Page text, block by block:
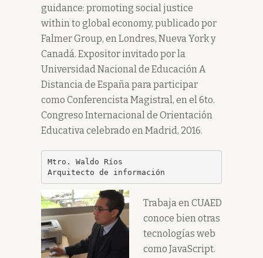
guidance: promoting social justice
within to global economy, publicado por
Falmer Group, en Londres, Nueva York y
Canadá. Expositor invitado por la
Universidad Nacional de Educación A
Distancia de España para participar
como Conferencista Magistral, en el 6to.
Congreso Internacional de Orientación
Educativa celebrado en Madrid, 2016.
Mtro. Waldo Ríos
Arquitecto de información
Trabaja en CUAED
conoce bien otras
tecnologías web
como JavaScript.